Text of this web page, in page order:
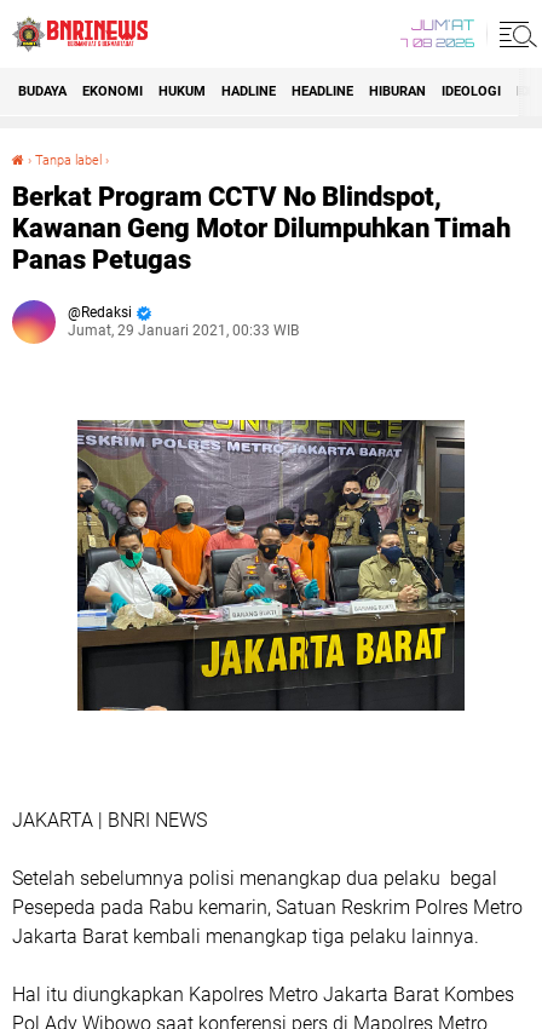
JUM'AT
7 08 2026
BUDAYA EKONOMI HUKUM HADLINE HEADLINE HIBURAN IDEOLOGI
› Tanpa label ›
Berkat Program CCTV No Blindspot,
Kawanan Geng Motor Dilumpuhkan Timah
Panas Petugas
Redaksi
Jumat, 29 Januari 2021, 00:33 WIB
JAKARTA | BNRI NEWS
Setelah sebelumnya polisi menangkap dua pelaku begal
Pesepeda pada Rabu kemarin, Satuan Reskrim Polres Metro
Jakarta Barat kembali menangkap tiga pelaku lainnya.
Hal itu diungkapkan Kapolres Metro Jakarta Barat Kombes
Pol Ady Wibowo saat konferensi pers di Mapolres Metro